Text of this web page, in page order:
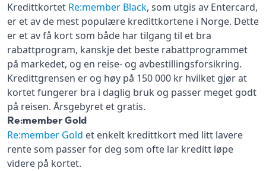
Kredittkortet Re:member Black, som utgis av Entercard,
er et av de mest populære kredittkortene i Norge. Dette
er et av få kort som både har tilgang til et bra
rabattprogram, kanskje det beste rabattprogrammet
på markedet, og en reise- og avbestillingsforsikring.
Kredittgrensen er og høy på 150 000 kr hvilket gjør at
kortet fungerer bra i daglig bruk og passer meget godt
på reisen. Årsgebyret et gratis.
Re:member Gold
Re:member Gold et enkelt kredittkort med litt lavere
rente som passer for deg som ofte lar kreditt løpe
videre på kortet.